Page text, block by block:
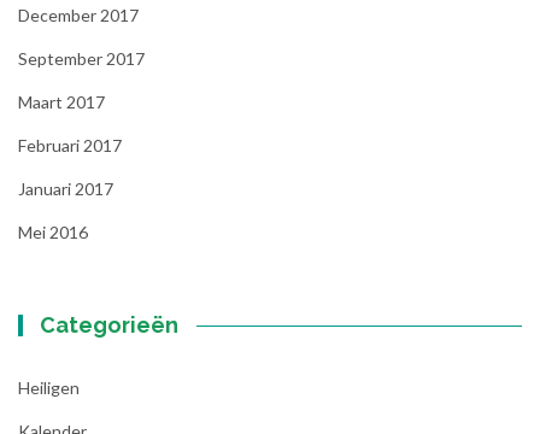
December 2017
September 2017
Maart 2017
Februari 2017
Januari 2017
Mei 2016
Categorieën
Heiligen